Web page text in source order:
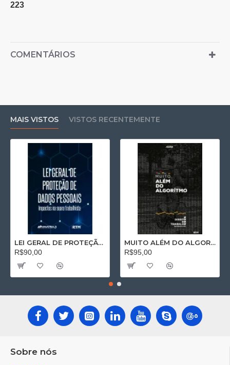
223
COMENTÁRIOS
MAIS VISTOS VISTOS RECENTEMENTE
LEI GERAL DE PROTEÇÃO DE DADOS PESSOAIS: Impactos na seara trabalhista
R$90,00
MUITO ALÉM DO ALGORÍTMO: O Direito do Trabalho no Séc. XXI
R$95,00
Sobre nós